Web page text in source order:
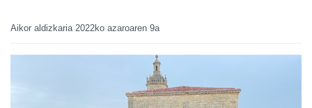
Aikor aldizkaria 2022ko azaroaren 9a